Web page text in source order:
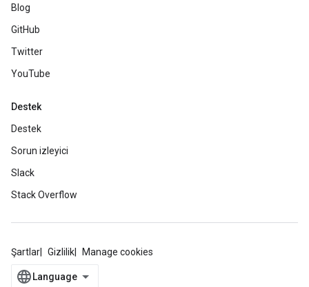
Blog
GitHub
Twitter
YouTube
Destek
Destek
Sorun izleyici
Slack
Stack Overflow
Şartlar Gizlilik Manage cookies